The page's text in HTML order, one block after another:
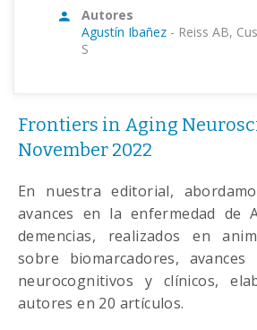
Autores
Agustín Ibañez - Reiss AB,
S
Frontiers in Aging
November 2022
En nuestra editorial,
avances en la enfermedad de
demencias, realizados en
sobre biomarcadores, avances
neurocognitivos y clínicos,
autores en 20 artículos.